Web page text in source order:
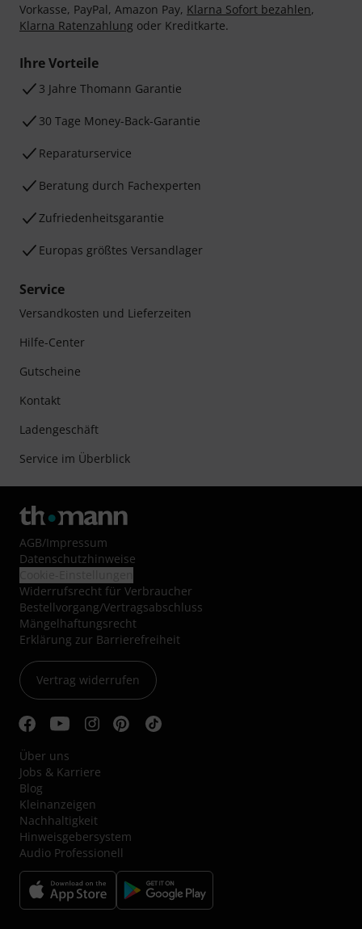
Vorkasse, PayPal, Amazon Pay, Klarna Sofort bezahlen,
Klarna Ratenzahlung oder Kreditkarte.
Ihre Vorteile
3 Jahre Thomann Garantie
30 Tage Money-Back-Garantie
Reparaturservice
Beratung durch Fachexperten
Zufriedenheitsgarantie
Europas größtes Versandlager
Service
Versandkosten und Lieferzeiten
Hilfe-Center
Gutscheine
Kontakt
Ladengeschäft
Service im Überblick
AGB/Impressum
Datenschutzhinweise
Widerrufsrecht für Verbraucher
Bestellvorgang/Vertragsabschluss
Mängelhaftungsrecht
Erklärung zur Barrierefreiheit
Vertrag widerrufen
Über uns
Jobs & Karriere
Blog
Kleinanzeigen
Nachhaltigkeit
Hinweisgebersystem
Audio Professionell